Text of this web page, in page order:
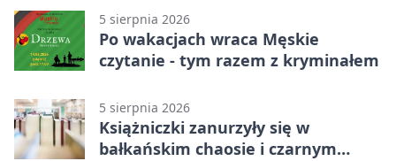
5 sierpnia 2026
Po wakacjach wraca Męskie
czytanie - tym razem z kryminałem
5 sierpnia 2026
Książniczki zanurzyły się w
bałkańskim chaosie i czarnym